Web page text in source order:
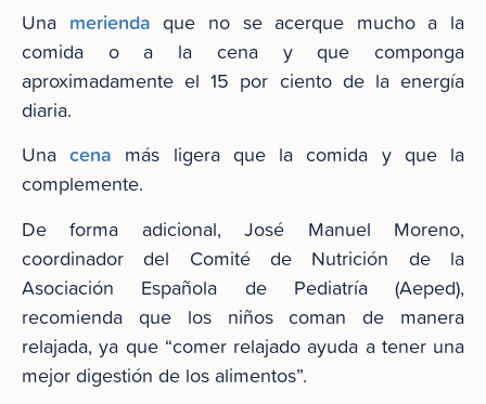
Una merienda que no se acerque mucho a la
comida o a la cena y que componga
aproximadamente el 15 por ciento de la energía
diaria.
Unacena más ligera que la comida y que la
complemente.
De forma adicional, José Manuel Moreno,
coordinador del Comité de Nutrición de la
Asociación Española de Pediatría (Aeped),
recomienda que los niños coman de manera
relajada, ya que “comer relajado ayuda a tener una
mejor digestión de los alimentos”.